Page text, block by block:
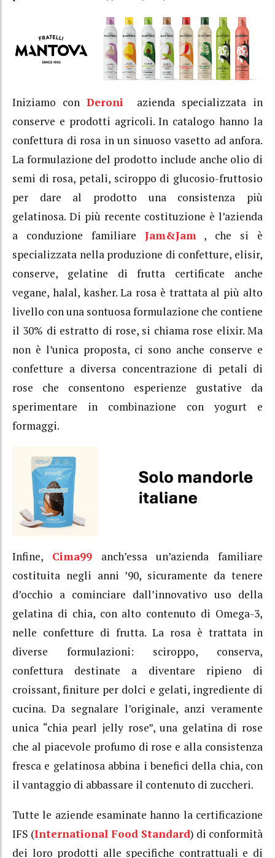
Iniziamo con Deroni azienda specializzata in
conserve e prodotti agricoli. In catalogo hanno la
confettura di rosa in un sinuoso vasetto ad anfora.
La formulazione del prodotto include anche olio di
semi di rosa, petali, sciroppo di glucosio-fruttosio
per dare al prodotto una consistenza più
gelatinosa. Di più recente costituzione è l’azienda
a conduzione familiare Jam&Jam , che si è
specializzata nella produzione di confetture, elisir,
conserve, gelatine di frutta certificate anche
vegane, halal, kasher. La rosa è trattata al più alto
livello con una sontuosa formulazione che contiene
il 30% di estratto di rose, si chiama rose elixir. Ma
non è l’unica proposta, ci sono anche conserve e
confetture a diversa concentrazione di petali di
rose che consentono esperienze gustative da
sperimentare in combinazione con yogurt e
formaggi.
Infine, Cima99anch’essa un’azienda familiare
costituita negli anni ’90, sicuramente da tenere
d’occhio a cominciare dall’innovativo uso della
gelatina di chia, con alto contenuto di Omega-3,
nelle confetture di frutta. La rosa è trattata in
diverse formulazioni: sciroppo, conserva,
confettura destinate a diventare ripieno di
croissant, finiture per dolci e gelati, ingrediente di
cucina. Da segnalare l’originale, anzi veramente
unica “chia pearl jelly rose”, una gelatina di rose
che al piacevole profumo di rose e alla consistenza
fresca e gelatinosa abbina i benefici della chia, con
il vantaggio di abbassare il contenuto di zuccheri.
Tutte le aziende esaminate hanno la certificazione
IFS (International Food Standard) di conformità
dei loro prodotti alle specifiche contrattuali e di